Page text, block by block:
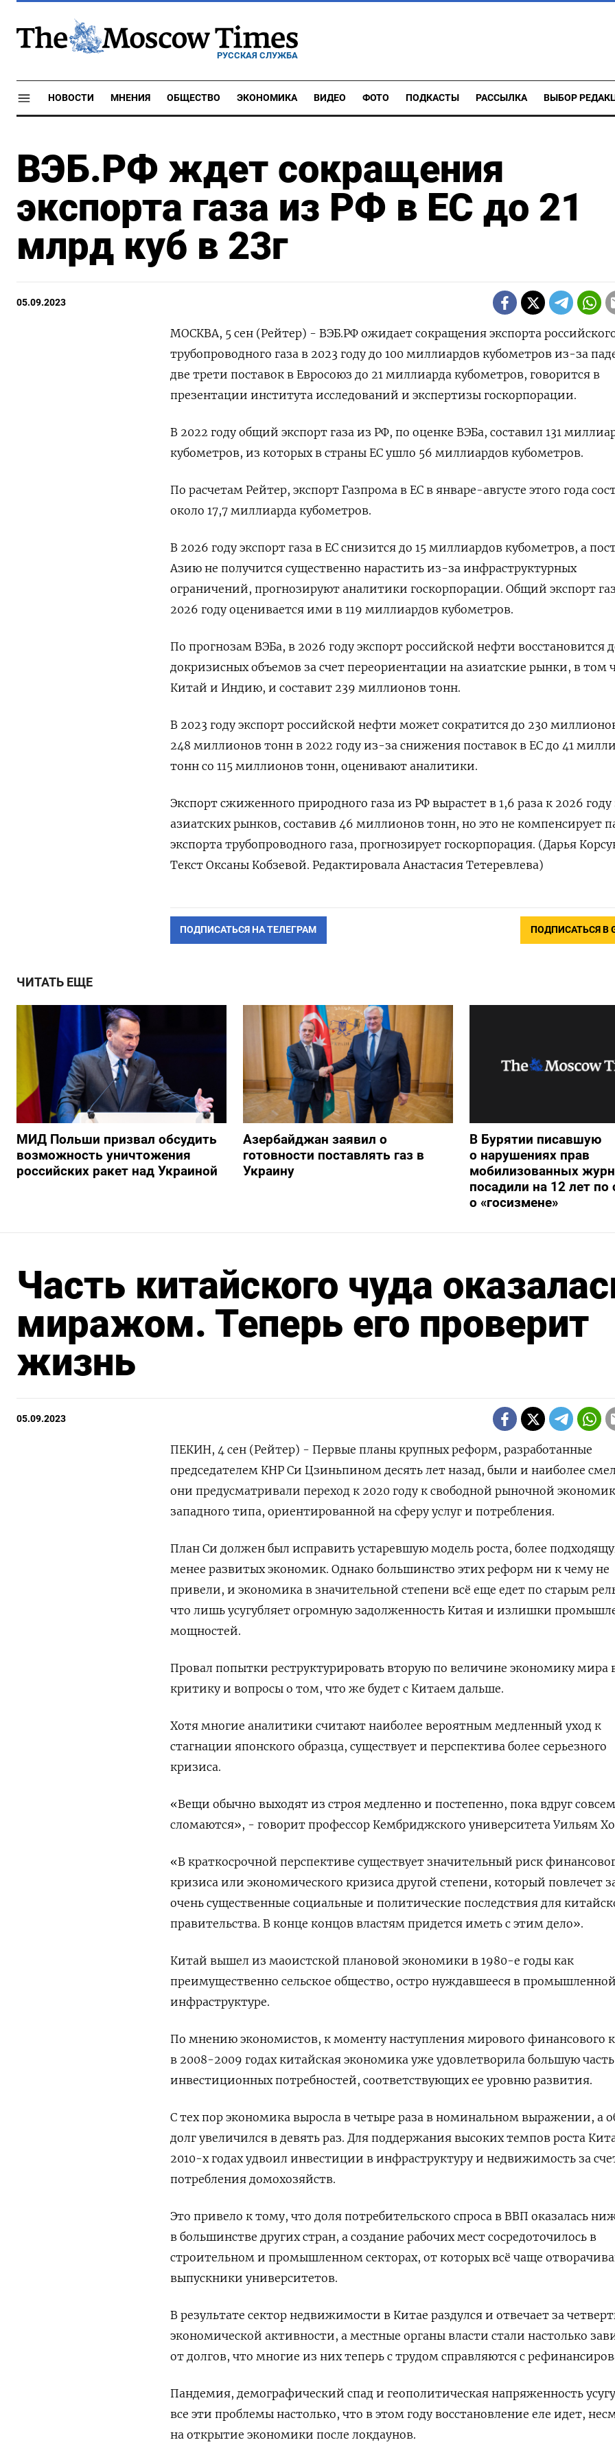
РУССКАЯ СЛУЖБА
НОВОСТИ МНЕНИЯ ОБЩЕСТВО ЭКОНОМИКА ВИДЕО ФОТО ПОДКАСТЫ РАССЫЛКА ВЫБОР
ВЭБ.РФ ждет сокращения
экспорта газа из РФ в ЕС до 21
млрд куб в 23г
05.09.2023
МОСКВА, 5 сен (Рейтер) - ВЭБ.РФ ожидает сокращения экспорта
трубопроводного газа в 2023 году до 100 миллиардов кубометров из-за
две трети поставок в Евросоюз до 21 миллиарда кубометров, говорится в
презентации института исследований и экспертизы госкорпорации.
В 2022 году общий экспорт газа из РФ, по оценке ВЭБа, составил 131
кубометров, из которых в страны ЕС ушло 56 миллиардов кубометров.
По расчетам Рейтер, экспорт Газпрома в ЕС в январе-августе этого года
около 17,7 миллиарда кубометров.
В 2026 году экспорт газа в ЕС снизится до 15 миллиардов кубометров, а
Азию не получится существенно нарастить из-за инфраструктурных
ограничений, прогнозируют аналитики госкорпорации. Общий экспорт
2026 году оценивается ими в 119 миллиардов кубометров.
По прогнозам ВЭБа, в 2026 году экспорт российской нефти восстановится
докризисных объемов за счет переориентации на азиатские рынки, в том
Китай и Индию, и составит 239 миллионов тонн.
В 2023 году экспорт российской нефти может сократится до 230
248 миллионов тонн в 2022 году из-за снижения поставок в ЕС до 41
тонн со 115 миллионов тонн, оценивают аналитики.
Экспорт сжиженного природного газа из РФ вырастет в 1,6 раза к 2026 году
азиатских рынков, составив 46 миллионов тонн, но это не компенсирует
экспорта трубопроводного газа, прогнозирует госкорпорация. (Дарья
Текст Оксаны Кобзевой. Редактировала Анастасия Тетеревлева)
ПОДПИСАТЬСЯ НА ТЕЛЕГРАМ ПОДПИСАТЬСЯ В
ЧИТАТЬ ЕЩЕ
МИД Польши призвал обсудить
возможность уничтожения
российских ракет над Украиной
Азербайджан заявил о
готовности поставлять газ в
Украину
В Бурятии писавшую
о нарушениях прав
мобилизованных
посадили на 12 лет по
о «госизмене»
Часть китайского чуда
миражом. Теперь его проверит
жизнь
05.09.2023
ПЕКИН, 4 сен (Рейтер) - Первые планы крупных реформ, разработанные
председателем КНР Си Цзиньпином десять лет назад, были и наиболее
они предусматривали переход к 2020 году к свободной рыночной
западного типа, ориентированной на сферу услуг и потребления.
План Си должен был исправить устаревшую модель роста, более
менее развитых экономик. Однако большинство этих реформ ни к чему не
привели, и экономика в значительной степени всё еще едет по старым
что лишь усугубляет огромную задолженность Китая и излишки
мощностей.
Провал попытки реструктурировать вторую по величине экономику мира
критику и вопросы о том, что же будет с Китаем дальше.
Хотя многие аналитики считают наиболее вероятным медленный уход к
стагнации японского образца, существует и перспектива более серьезного
кризиса.
«Вещи обычно выходят из строя медленно и постепенно, пока вдруг
сломаются», - говорит профессор Кембриджского университета Уильям
«В краткосрочной перспективе существует значительный риск
кризиса или экономического кризиса другой степени, который повлечет
очень существенные социальные и политические последствия для
правительства. В конце концов властям придется иметь с этим дело».
Китай вышел из маоистской плановой экономики в 1980-е годы как
преимущественно сельское общество, остро нуждавшееся в промышленной
инфраструктуре.
По мнению экономистов, к моменту наступления мирового финансового
в 2008-2009 годах китайская экономика уже удовлетворила большую часть
инвестиционных потребностей, соответствующих ее уровню развития.
С тех пор экономика выросла в четыре раза в номинальном выражении, а
долг увеличился в девять раз. Для поддержания высоких темпов роста
2010-х годах удвоил инвестиции в инфраструктуру и недвижимость за
потребления домохозяйств.
Это привело к тому, что доля потребительского спроса в ВВП оказалась
в большинстве других стран, а создание рабочих мест сосредоточилось в
строительном и промышленном секторах, от которых всё чаще
выпускники университетов.
В результате сектор недвижимости в Китае раздулся и отвечает за
экономической активности, а местные органы власти стали настолько
от долгов, что многие из них теперь с трудом справляются с
Пандемия, демографический спад и геополитическая напряженность
все эти проблемы настолько, что в этом году восстановление еле идет,
на открытие экономики после локдаунов.